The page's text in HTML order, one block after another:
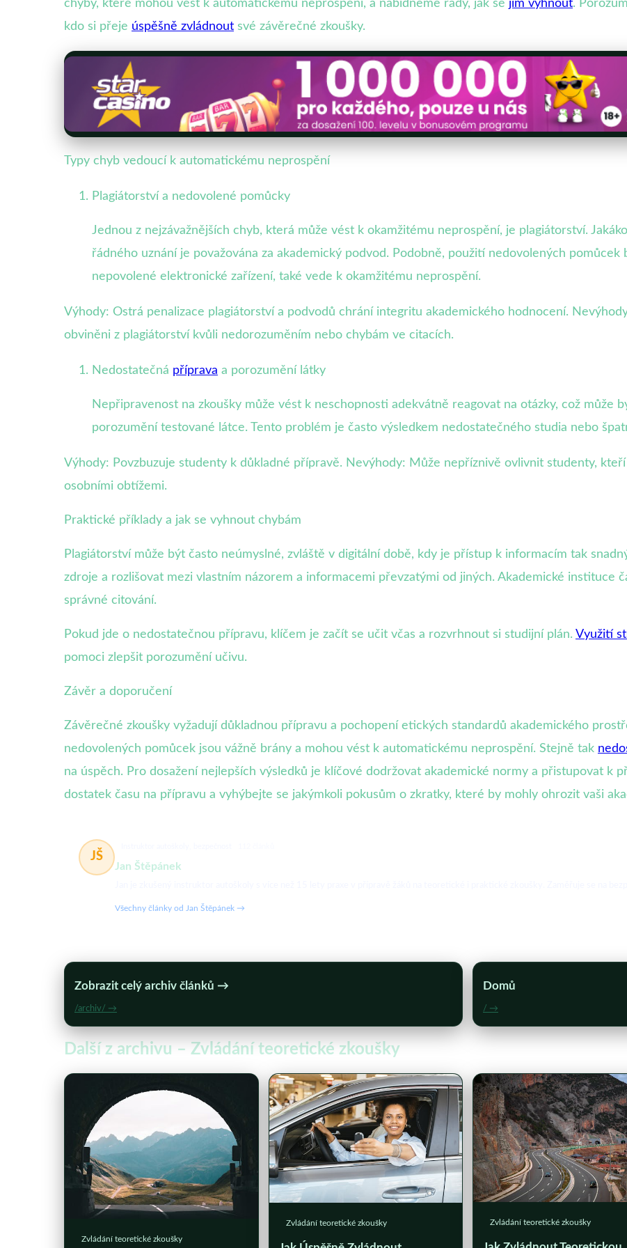
chyby, které mohou vést k automatickému neprospění, a nabídneme rady, jak se jim vyhnout.
kdo si přeje úspěšně zvládnout své závěrečné zkoušky.
Typy chyb vedoucí k automatickému neprospění
Plagiátorství a nedovolené pomůcky
Jednou z nejzávažnějších chyb, která může vést k okamžitému neprospění, je plagiátorství.
řádného uznání je považována za akademický podvod. Podobně, použití nedovolených pomůcek
nepovolené elektronické zařízení, také vede k okamžitému neprospění.
Výhody: Ostrá penalizace plagiátorství a podvodů chrání integritu akademického hodnocení.
obviněni z plagiátorství kvůli nedorozuměním nebo chybám ve citacích.
Nedostatečná příprava a porozumění látky
Nepřipravenost na zkoušky může vést k neschopnosti adekvátně reagovat na otázky, což může
porozumění testované látce. Tento problém je často výsledkem nedostatečného studia nebo
Výhody: Povzbuzuje studenty k důkladné přípravě. Nevýhody: Může nepříznivě ovlivnit studenty,
osobními obtížemi.
Praktické příklady a jak se vyhnout chybám
Plagiátorství může být často neúmyslné, zvláště v digitální době, kdy je přístup k informacím tak
zdroje a rozlišovat mezi vlastním názorem a informacemi převzatými od jiných. Akademické instituce
správné citování.
Pokud jde o nedostatečnou přípravu, klíčem je začít se učit včas a rozvrhnout si studijní plán. Využití
pomoci zlepšit porozumění učivu.
Závěr a doporučení
Závěrečné zkoušky vyžadují důkladnou přípravu a pochopení etických standardů akademického
nedovolených pomůcek jsou vážně brány a mohou vést k automatickému neprospění. Stejně tak
na úspěch. Pro dosažení nejlepších výsledků je klíčové dodržovat akademické normy a přistupovat k
dostatek času na přípravu a vyhýbejte se jakýmkoli pokusům o zkratky, které by mohly ohrozit vaši
JŠ
Jan Štěpánek
Všechny články od Jan Štěpánek →
Zobrazit celý archiv článků →
/archiv/ →
Domů
/ →
Další z archivu – Zvládání teoretické zkoušky
Zvládání teoretické zkoušky
Zvládání teoretické zkoušky Zvládání teoretické zkoušky